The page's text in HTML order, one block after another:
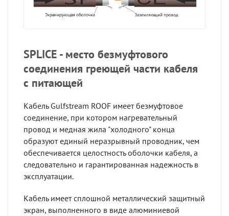
SPLICE - место безмуфтового
соединения греющей части кабеля
с питающей
Кабель Gulfstream ROOF имеет безмуфтовое
соединение, при котором нагревательный
провод и медная жила "холодного" конца
образуют единый неразрывный проводник, чем
обеспечивается целостность оболочки кабеля, а
следовательно и гарантированная надежность в
эксплуатации.
Кабель имеет сплошной металлический защитный
экран, выполненного в виде алюминиевой